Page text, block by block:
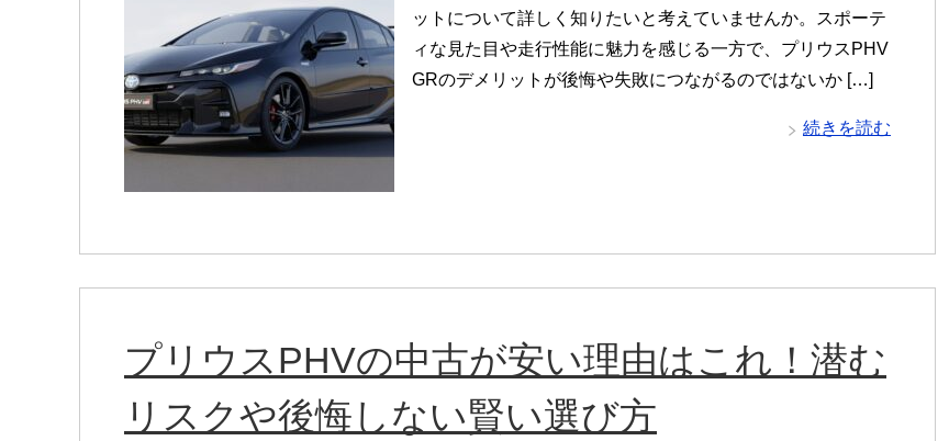
ットについて詳しく知りたいと考えていませんか。スポーテ
ィな見た目や走行性能に魅力を感じる一方で、プリウスPHV
GRのデメリットが後悔や失敗につながるのではないか […]
続きを読む
プリウスPHVの中古が安い理由はこれ！潜む
リスクや後悔しない賢い選び方